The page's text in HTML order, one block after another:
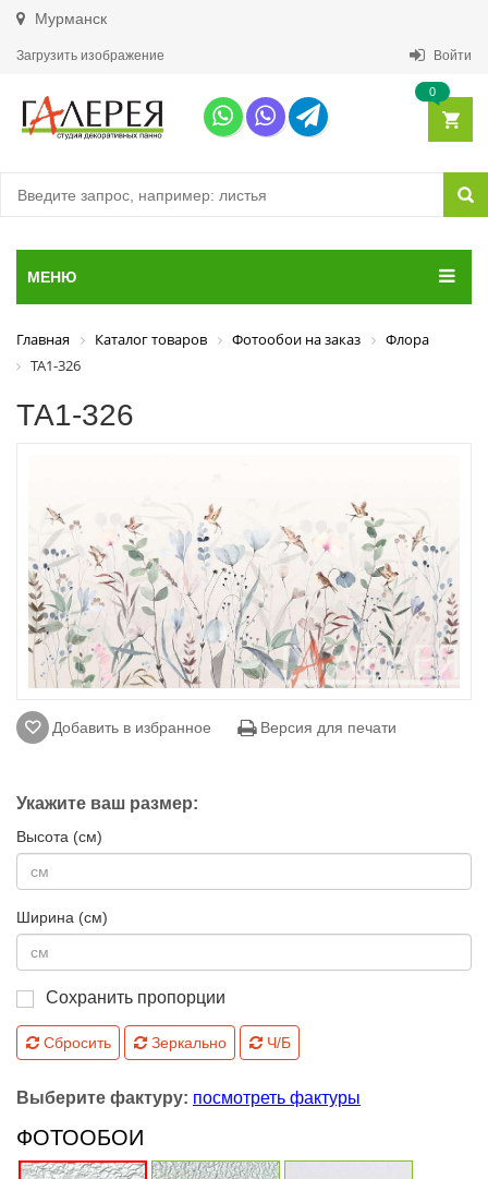
Мурманск
Загрузить изображение Войти
0
МЕНЮ
Главная Каталог товаров Фотообои на заказ
Флора
ТА1-326
ТА1-326
Добавить в избранное Версия для печати
Укажите ваш размер:
Высота (см)
Ширина (см)
Сохранить пропорции
Сбросить Зеркально Ч/Б
Выберите фактуру: посмотреть фактуры
ФОТООБОИ